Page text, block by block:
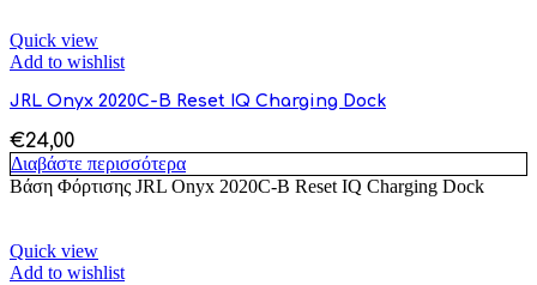
Quick view
Add to wishlist
JRL Onyx 2020C-B Reset IQ Charging Dock
€24,00
Διαβάστε περισσότερα
Βάση Φόρτισης JRL Onyx 2020C-B Reset IQ Charging Dock
Quick view
Add to wishlist